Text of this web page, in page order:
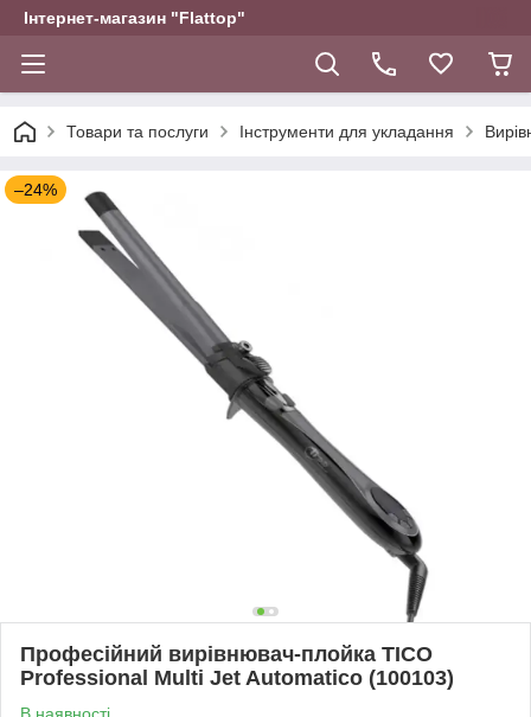
Інтернет-магазин "Flattop"
Товари та послуги Інструменти для укладання
–24%
Професійний вирівнювач-плойка TICO
Professional Multi Jet Automatico (100103)
В наявності